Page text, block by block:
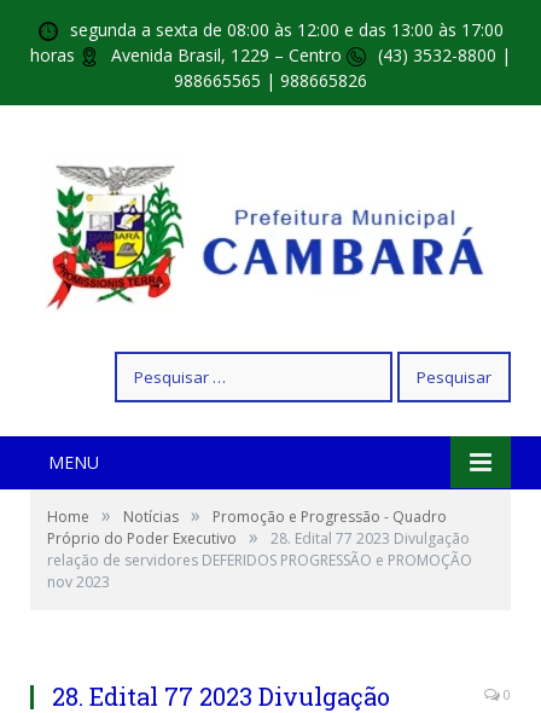
segunda a sexta de 08:00 às 12:00 e das 13:00 às 17:00
horas
Avenida Brasil, 1229 – Centro
(43) 3532-8800 |
988665565 | 988665826
por:
MENU
Home » Notícias »
Promoção e Progressão - Quadro
Próprio do Poder Executivo
»
28. Edital 77 2023 Divulgação
relação de servidores DEFERIDOS PROGRESSÃO e PROMOÇÃO
nov 2023
28. Edital 77 2023 Divulgação
0